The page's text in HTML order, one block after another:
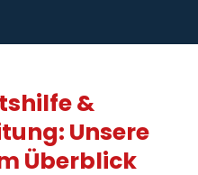
&
Unsere
Überblick